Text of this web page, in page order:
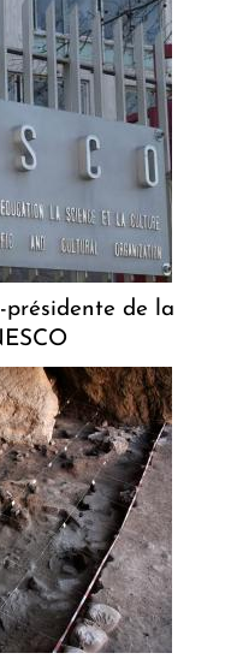
présidente de la